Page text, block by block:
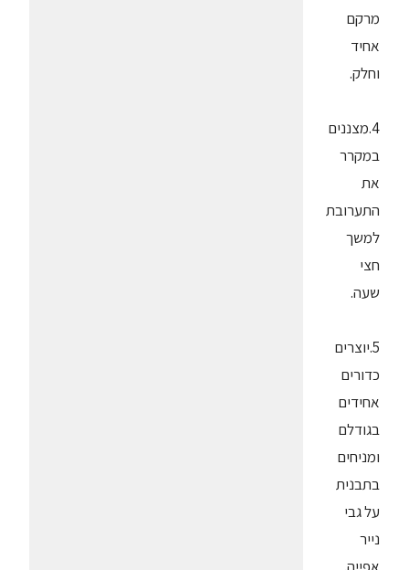
מרקם
אחיד
וחלק.
4.מצננים
במקרר
את
התערובת
למשך
חצי
שעה.
5.יוצרים
כדורים
אחידים
בגודלם
ומניחים
בתבנית
על גבי
נייר